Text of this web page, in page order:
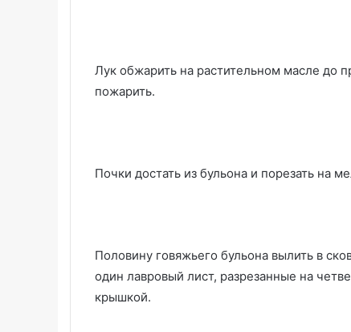
Лук обжарить на растительном масле до
пожарить.
Почки достать из бульона и порезать на
Половину говяжьего бульона вылить в
один лавровый лист, разрезанные на
крышкой.